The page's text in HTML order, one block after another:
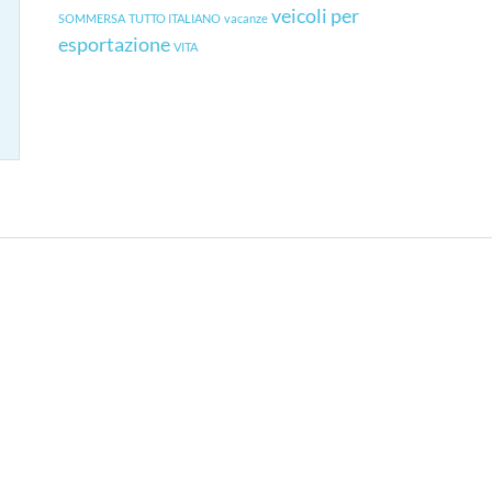
SOMMERSA TUTTO ITALIANO vacanze veicoli per
esportazione VITA